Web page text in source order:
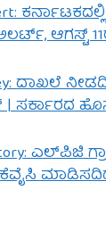
ಆಗಸ್ಟ್
ದಾಖಲೆ
ಎಲ್‌ಪಿಜಿ